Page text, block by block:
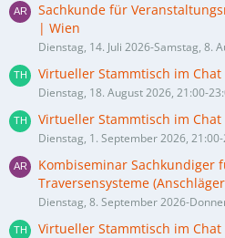
Sachkunde für
| Wien
Dienstag, 14. Juli 2026-Samstag, 8.
Virtueller Stammtisch im Chat
Dienstag, 18. August 2026, 21:00-
Virtueller Stammtisch im Chat
Dienstag, 1. September 2026,
Kombiseminar Sachkundiger
Traversensysteme
Dienstag, 8. September 2026-
Virtueller Stammtisch im Chat